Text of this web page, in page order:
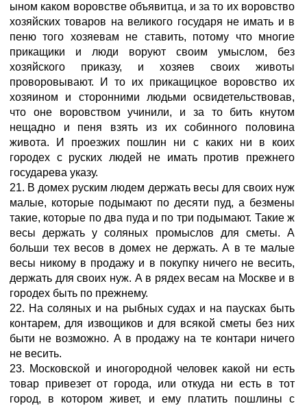
ыном каком воровстве объявитца, и за то их воровство
хозяйских товаров на великого государя не имать и в
пеню того хозяевам не ставить, потому что многие
прикащики и люди воруют своим умыслом, без
хозяйского приказу, и хозяев своих животы
проворовывают. И то их прикащицкое воровство их
хозяином и сторонними людьми освидетельствовав,
что оне воровством учинили, и за то бить кнутом
нещадно и пеня взять из их собинного половина
живота. И проезжих пошлин ни с каких ни в коих
городех с руских людей не имать против прежнего
государева указу.
21. В домех руским людем держать весы для своих нуж
малые, которые подымают по десяти пуд, а безмены
такие, которые по два пуда и по три подымают. Такие ж
весы держать у соляных промыслов для сметы. А
больши тех весов в домех не держать. А в те малые
весы никому в продажу и в покупку ничего не весить,
держать для своих нуж. А в рядех весам на Москве и в
городех быть по прежнему.
22. На соляных и на рыбных судах и на паусках быть
контарем, для извощиков и для всякой сметы без них
быти не возможно. А в продажу на те контари ничего
не весить.
23. Московской и иногородной человек какой ни есть
товар привезет от города, или откуда ни есть в тот
город, в котором живет, и ему платить пошлины с